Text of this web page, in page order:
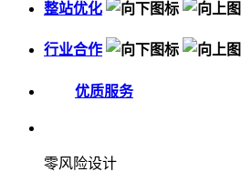
整站优化
行业合作
优质服务
零风险设计